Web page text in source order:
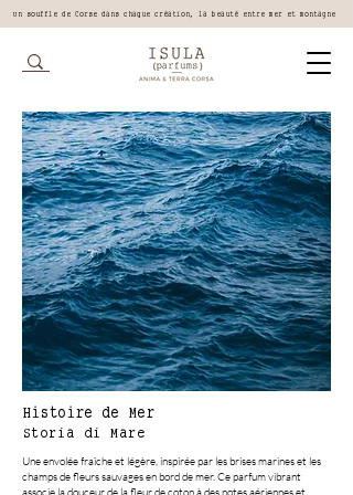
Un souffle de Corse dans chaque création, la beauté entre mer et montagne
Histoire de Mer
Storia di Mare
Une envolée fraîche et légère, inspirée par les brises marines et les
champs de fleurs sauvages en bord de mer. Ce parfum vibrant